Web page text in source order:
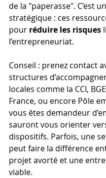
de la "paperasse". C’est
stratégique : ces
pour réduire les risques
l’entrepreneuriat.
Conseil : prenez contact
structures
locales comme la CCI,
France, ou encore Pôle
vous êtes demandeur
sauront vous orienter
dispositifs. Parfois, une
peut faire la différence
projet avorté et une
viable.